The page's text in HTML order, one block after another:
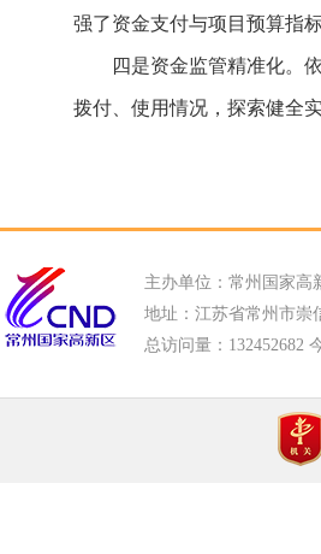
强了资金支付与项目预算指
四是资金监管精准化。
拨付、使用情况，探索健全
主办单位：常州国家高
地址：江苏省常州市崇
总访问量： 132452682